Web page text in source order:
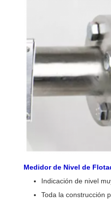
Medidor de Nivel de
Indicación de nivel
Toda la construcción